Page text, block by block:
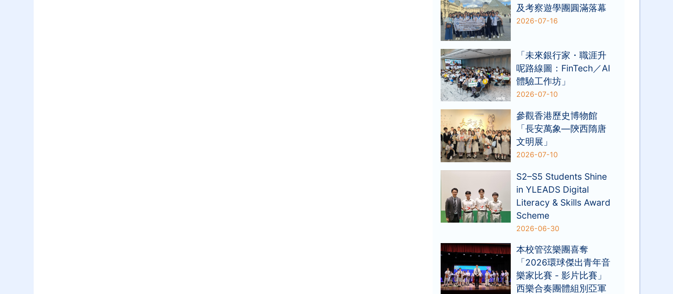
及考察遊學團圓滿落幕
2026-07-16
「未來銀行家・職涯升
呢路線圖：FinTech／AI
體驗工作坊」
2026-07-10
參觀香港歷史博物館
「長安萬象—陝西隋唐
文明展」
2026-07-10
S2–S5 Students Shine
in YLEADS Digital
Literacy & Skills Award
Scheme
2026-06-30
本校管弦樂團喜奪
「2026環球傑出青年音
樂家比賽 - 影片比賽」
西樂合奏團體組別亞軍